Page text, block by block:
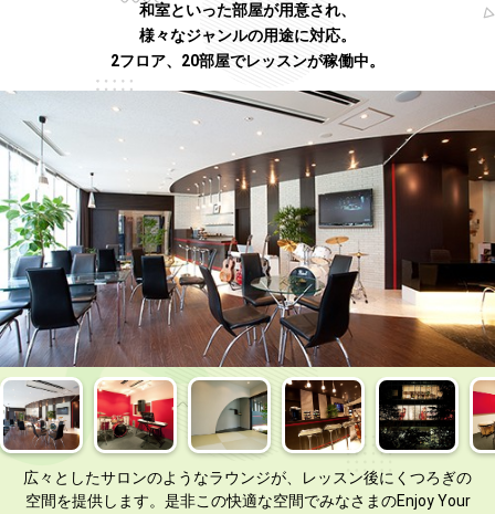
和室といった部屋が用意され、
様々なジャンルの用途に対応。
2フロア、20部屋でレッスンが稼働中。
広々としたサロンのようなラウンジが、レッスン後にくつろぎの
空間を提供します。是非この快適な空間でみなさまのEnjoy Your